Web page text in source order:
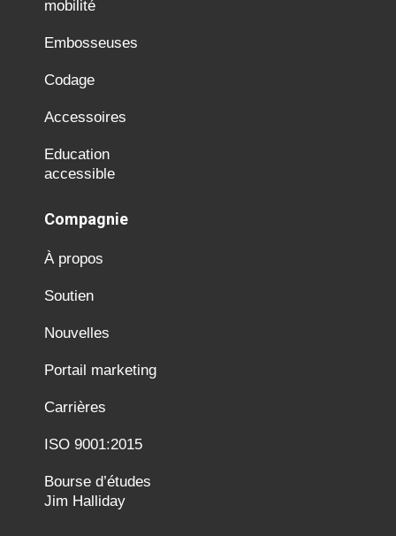
mobilité
Embosseuses
Codage
Accessoires
Education
accessible
Compagnie
À propos
Soutien
Nouvelles
Portail marketing
Carrières
ISO 9001:2015
Bourse d’études
Jim Halliday